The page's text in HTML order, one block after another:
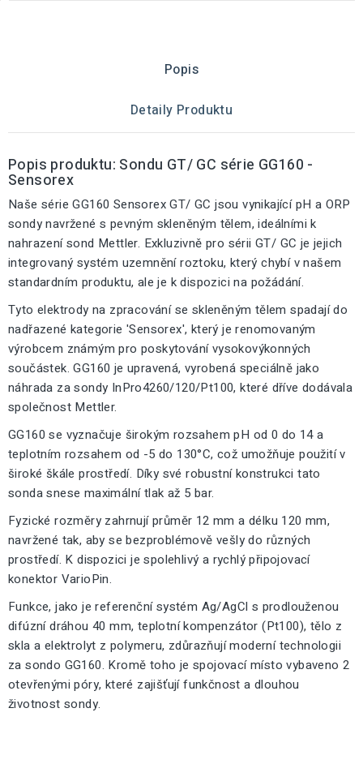
Popis
Detaily Produktu
Popis produktu: Sondu GT/ GC série GG160 -
Sensorex
Naše série GG160 Sensorex GT/ GC jsou vynikající pH a ORP
sondy navržené s pevným skleněným tělem, ideálními k
nahrazení sond Mettler. Exkluzivně pro sérii GT/ GC je jejich
integrovaný systém uzemnění roztoku, který chybí v našem
standardním produktu, ale je k dispozici na požádání.
Tyto elektrody na zpracování se skleněným tělem spadají do
nadřazené kategorie 'Sensorex', který je renomovaným
výrobcem známým pro poskytování vysokovýkonných
součástek. GG160 je upravená, vyrobená speciálně jako
náhrada za sondy InPro4260/120/Pt100, které dříve dodávala
společnost Mettler.
GG160 se vyznačuje širokým rozsahem pH od 0 do 14 a
teplotním rozsahem od -5 do 130°C, což umožňuje použití v
široké škále prostředí. Díky své robustní konstrukci tato
sonda snese maximální tlak až 5 bar.
Fyzické rozměry zahrnují průměr 12 mm a délku 120 mm,
navržené tak, aby se bezproblémově vešly do různých
prostředí. K dispozici je spolehlivý a rychlý připojovací
konektor VarioPin.
Funkce, jako je referenční systém Ag/AgCl s prodlouženou
difúzní dráhou 40 mm, teplotní kompenzátor (Pt100), tělo z
skla a elektrolyt z polymeru, zdůrazňují moderní technologii
za sondo GG160. Kromě toho je spojovací místo vybaveno 2
otevřenými póry, které zajišťují funkčnost a dlouhou
životnost sondy.